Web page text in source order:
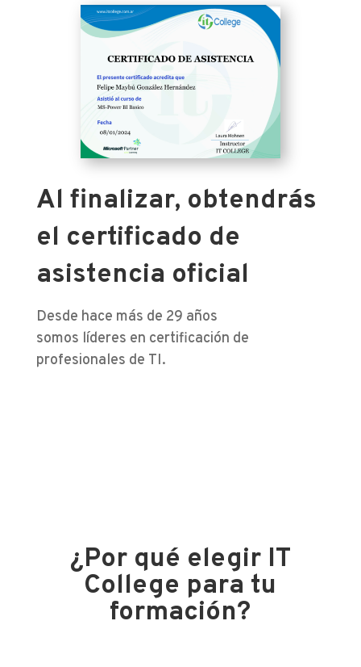
Al finalizar, obtendrás
el certificado de
asistencia oficial
Desde hace más de 29 años
somos líderes en certificación de
profesionales de TI.
¿Por qué elegir IT
College para tu
formación?